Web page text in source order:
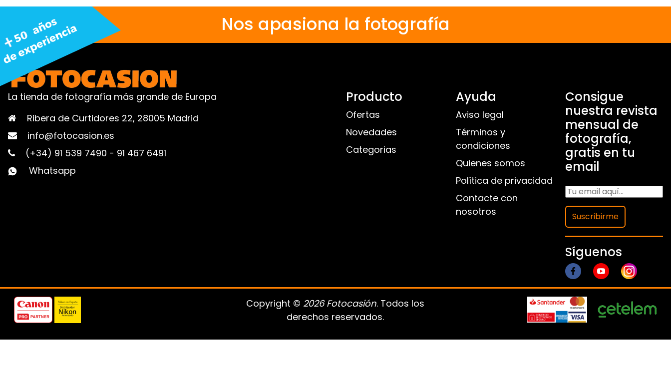
Nos apasiona la fotografía
La tienda de fotografía más grande de Europa
Ribera de Curtidores 22, 28005 Madrid
info@fotocasion.es
(+34) 91 539 7490 - 91 467 6491
Whatsapp
Producto
Ofertas
Novedades
Categorias
Ayuda
Aviso legal
Términos y
condiciones
Quienes somos
Política de privacidad
Contacte con
nosotros
Consigue
nuestra revista
mensual de
fotografía,
gratis en tu
email
Suscribirme
Síguenos
Copyright © 2026 Fotocasión. Todos los
derechos reservados.